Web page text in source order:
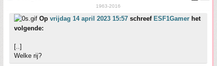
1963-2016
Op vrijdag 14 april 2023 15:57 schreef ESF1Gamer het
volgende:
[..]
Welke rij?